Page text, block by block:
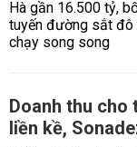
Doanh thu cho
liền kề,